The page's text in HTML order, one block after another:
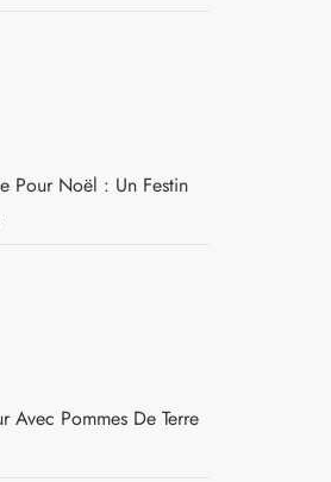
Pour Noël : Un Festin
Avec Pommes De Terre